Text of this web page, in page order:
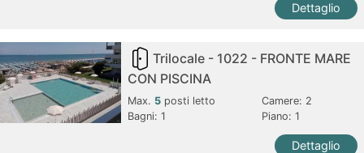
Dettaglio
Trilocale - 1022 - FRONTE MARE
CON PISCINA
Max. 5 posti letto Camere: 2
Bagni:1 Piano: 1
Dettaglio